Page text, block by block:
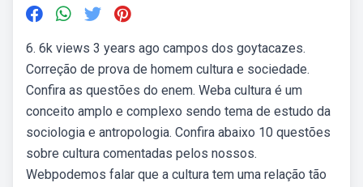
6. 6k views 3 years ago campos dos goytacazes.
Correção de prova de homem cultura e sociedade.
Confira as questões do enem. Weba cultura é um
conceito amplo e complexo sendo tema de estudo da
sociologia e antropologia. Confira abaixo 10 questões
sobre cultura comentadas pelos nossos.
Webpodemos falar que a cultura tem uma relação tão